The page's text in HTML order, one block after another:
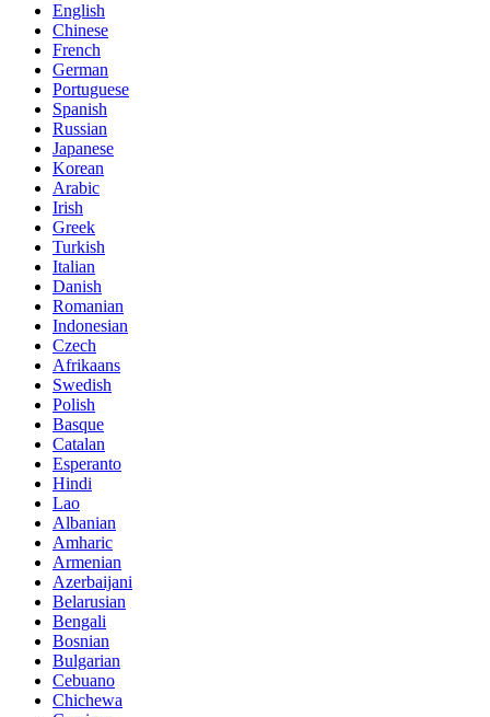
English
Chinese
French
German
Portuguese
Spanish
Russian
Japanese
Korean
Arabic
Irish
Greek
Turkish
Italian
Danish
Romanian
Indonesian
Czech
Afrikaans
Swedish
Polish
Basque
Catalan
Esperanto
Hindi
Lao
Albanian
Amharic
Armenian
Azerbaijani
Belarusian
Bengali
Bosnian
Bulgarian
Cebuano
Chichewa